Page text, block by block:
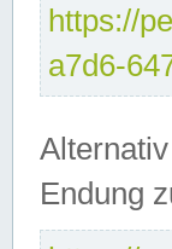
https://
a7d6-
Endung